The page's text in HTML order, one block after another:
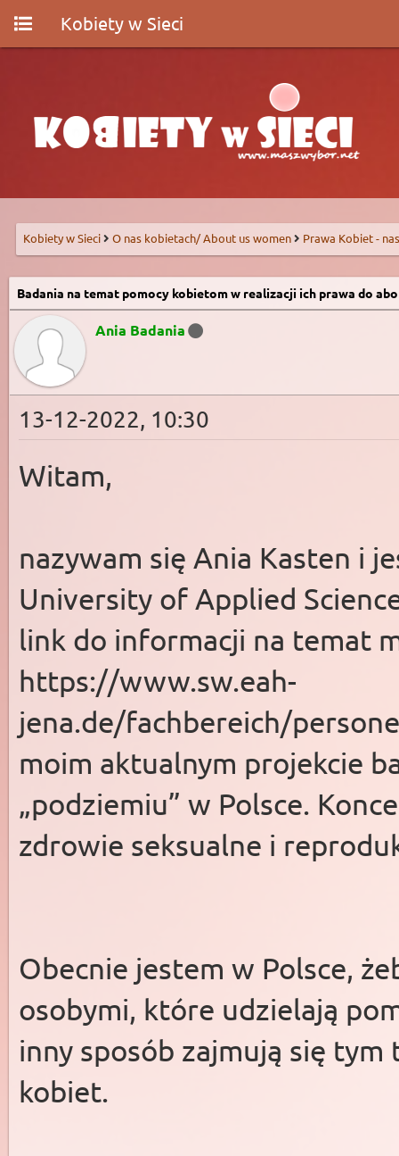
Kobiety w Sieci
Kobiety w Sieci O nas kobietach/ About us women Prawa Kobiet -
Badania na temat pomocy kobietom w realizacji ich prawa do
Ania Badania
13-12-2022, 10:30
Witam,
nazywam się Ania Kasten i
University of Applied
link do informacji na temat
https://www.sw.eah-
jena.de/fachbereich/
moim aktualnym projekcie
„podziemiu” w Polsce.
zdrowie seksualne i
Obecnie jestem w Polsce,
osobymi, które udzielają
inny sposób zajmują się
kobiet.